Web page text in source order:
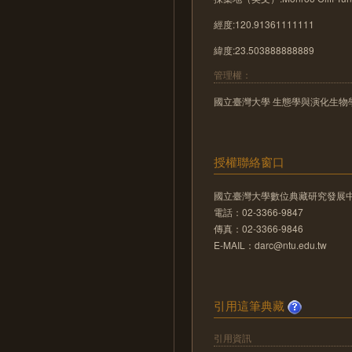
經度:120.91361111111
緯度:23.503888888889
管理權：
國立臺灣大學 生態學與演化生物
授權聯絡窗口
國立臺灣大學數位典藏研究發展
電話：02-3366-9847
傳真：02-3366-9846
E-MAIL：darc@ntu.edu.tw
引用這筆典藏
引用資訊